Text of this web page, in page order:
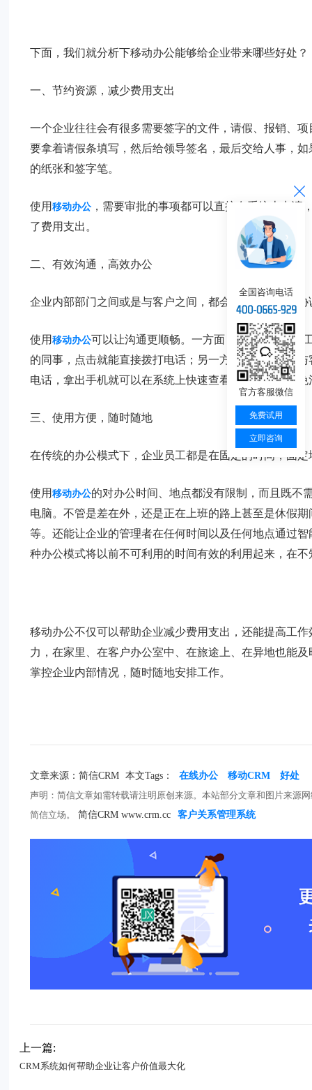
下面，我们就分析下移动办公能够给企业带来哪些好处？
一、节约资源，减少费用支出
一个企业往往会有很多需要签字的文件，请假、报销、
要拿着请假条填写，然后给领导签名，最后交给人事，
的纸张和签字笔。
使用移动办公 ，需要审批的事项都可以直接在系统上申
了费用支出。
二、有效沟通，高效办公
企业内部部门之间或是与客户之间，都会存在因为沟通
使用移动办公可以让沟通更顺畅。一方面，为企业内部员
的同事，点击就能直接拨打电话；另一方面，辅助企业
电话，拿出手机就可以在系统上快速查看客户资料，避免
三、使用方便，随时随地
在传统的办公模式下，企业员工都是在固定的时间，固
使用移动办公的对办公时间、地点都没有限制，而且既不
电脑。不管是差在外，还是正在上班的路上甚至是休假
等。还能让企业的管理者在任何时间以及任何地点通过
种办公模式将以前不可利用的时间有效的利用起来，在
移动办公不仅可以帮助企业减少费用支出，还能提高工
力，在家里、在客户办公室中、在旅途上、在异地也能
掌控企业内部情况，随时随地安排工作。
文章来源：简信CRM 本文Tags： 在线办公 移动CRM
好处
声明：简信文章如需转载请注明原创来源。本站部分文章和图片来源
简信立场。
简信CRM www.crm.cc 客户关系管理系统
上一篇:
CRM系统如何帮助企业让客户价值最大化
全国咨询电话
官方客服微信
免费试用
立即咨询